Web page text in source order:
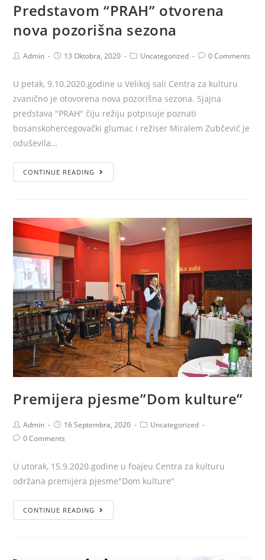
Predstavom “PRAH” otvorena
nova pozorišna sezona
Admin 13 Oktobra, 2020 Uncategorized 0 Comments
U petak, 9.10.2020.godine u Velikoj sali Centra za kulturu
zvanično je otovorena nova pozorišna sezona. Sjajna
predstava "PRAH" čiju režiju potpisuje poznati
bosanskohercegovački glumac i režiser Miralem Zubčević je
oduševila…
CONTINUE READING
Premijera pjesme”Dom kulture”
Admin 16 Septembra, 2020
Uncategorized
0 Comments
U utorak, 15.9.2020.godine u foajeu Centra za kulturu
održana premijera pjesme"Dom kulture"
CONTINUE READING